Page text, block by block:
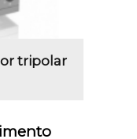
tripolar